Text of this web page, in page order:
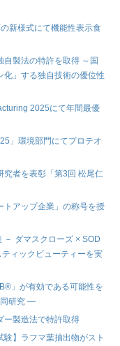
新様式にて機能性表示食
自製法の特許を取得 ～国
化」する独自技術の優位性
2025にて年間最優
」環境部門にてプロテオ
究者を表彰「第3回 松尾仁
トアップ企業」の称号を授
ダマスクローズ × SOD
ィックビューティーを実
」が有効である可能性を
同研究 ―
ー製造法で特許取得
】ラフマ葉抽出物がスト